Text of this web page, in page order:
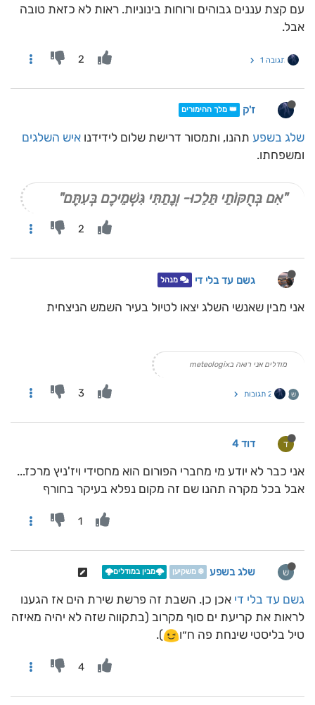
עם קצת עננים גבוהים ורוחות בינוניות. ראות לא כזאת טובה
אבל.
תגובה 1 2
ז'ק 👑 מלך ההימורים
שלג בשפע תהנו, ותמסור דרישת שלום לידידנו איש השלגים
ומשפחתו.
"אִם בְּחֻקּוֹתַי תֵּלֵכוּ- וְנָתַתִּי גִּשְׁמֵיכֶם בְּעִתָּם"
2
גשם עד בלי די מנהל
אני מבין שאנשי השלג יצאו לטיול בעיר השמש הניצחית
מודלים אני רואה בmeteologix
ש 2 תגובות 3
ד דוד 4
אני כבר לא יודע מי מחברי הפורום הוא מחסידי ויז'ניץ מרכז...
אבל בכל מקרה תהנו שם זה מקום נפלא בעיקר בחורף
1
ש שלג בשפע ❄️ משקיען 🌩️מבין במודלים🌩️
גשם עד בלי די אכן כן. השבת זה פרשת שירת הים אז הגענו
לראות את קריעת ים סוף מקרוב (בתקווה שזה לא יהיה מאיזה
טיל בליסטי שינחת פה ח״ו
).
4